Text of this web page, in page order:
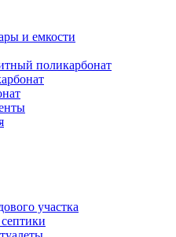
и емкости
поликарбонат
участка